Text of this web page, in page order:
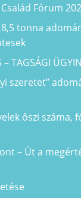
Család Fórum
8,5 tonna
– TAGSÁGI
szeretet”
őszi száma,
– Út a